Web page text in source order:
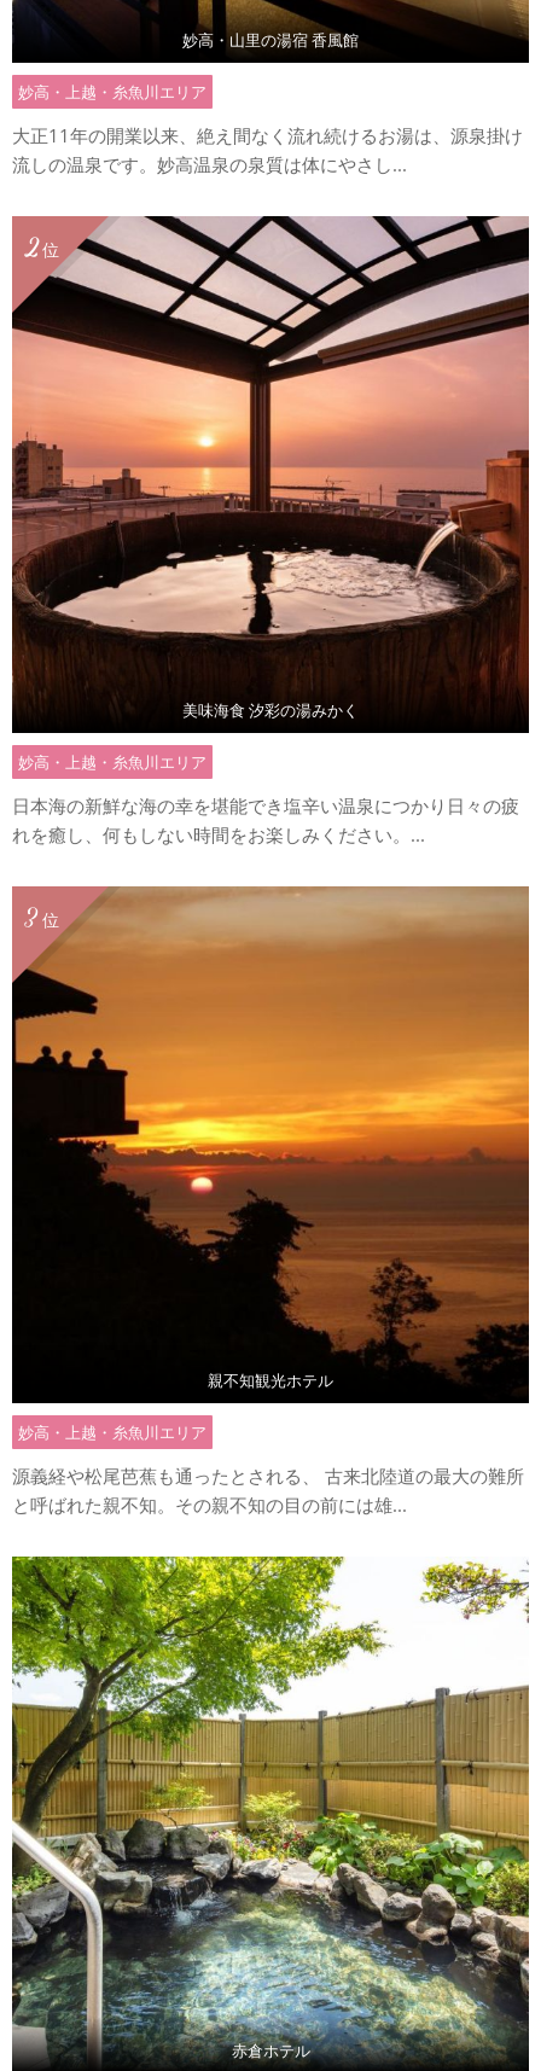
妙高・山里の湯宿 香風館
妙高・上越・糸魚川エリア
大正11年の開業以来、絶え間なく流れ続けるお湯は、源泉掛け
流しの温泉です。妙高温泉の泉質は体にやさし...
位
2
美味海食 汐彩の湯みかく
妙高・上越・糸魚川エリア
日本海の新鮮な海の幸を堪能でき塩辛い温泉につかり日々の疲
れを癒し、何もしない時間をお楽しみください。...
位
3
親不知観光ホテル
妙高・上越・糸魚川エリア
源義経や松尾芭蕉も通ったとされる、 古来北陸道の最大の難所
と呼ばれた親不知。その親不知の目の前には雄...
赤倉ホテル